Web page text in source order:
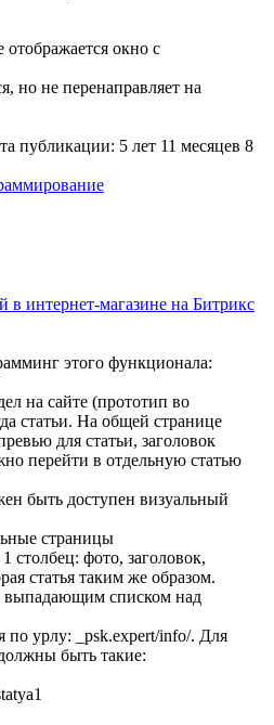
отображается окно с
но не перенаправляет на
публикации: 5 лет 11 месяцев 8
в интернет-магазине на Битрикс
этого функционала:
на сайте (прототип во
статьи. На общей странице
для статьи, заголовок
перейти в отдельную статью
быть доступен визуальный
страницы
столбец: фото, заголовок,
статья таким же образом.
выпадающим списком над
по урлу: _psk.expert/info/. Для
быть такие: